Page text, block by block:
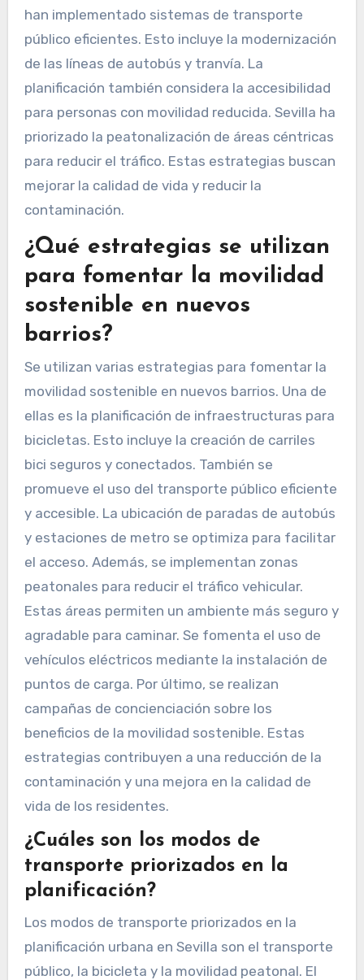
han implementado sistemas de transporte
público eficientes. Esto incluye la modernización
de las líneas de autobús y tranvía. La
planificación también considera la accesibilidad
para personas con movilidad reducida. Sevilla ha
priorizado la peatonalización de áreas céntricas
para reducir el tráfico. Estas estrategias buscan
mejorar la calidad de vida y reducir la
contaminación.
¿Qué estrategias se utilizan
para fomentar la movilidad
sostenible en nuevos
barrios?
Se utilizan varias estrategias para fomentar la
movilidad sostenible en nuevos barrios. Una de
ellas es la planificación de infraestructuras para
bicicletas. Esto incluye la creación de carriles
bici seguros y conectados. También se
promueve el uso del transporte público eficiente
y accesible. La ubicación de paradas de autobús
y estaciones de metro se optimiza para facilitar
el acceso. Además, se implementan zonas
peatonales para reducir el tráfico vehicular.
Estas áreas permiten un ambiente más seguro y
agradable para caminar. Se fomenta el uso de
vehículos eléctricos mediante la instalación de
puntos de carga. Por último, se realizan
campañas de concienciación sobre los
beneficios de la movilidad sostenible. Estas
estrategias contribuyen a una reducción de la
contaminación y una mejora en la calidad de
vida de los residentes.
¿Cuáles son los modos de
transporte priorizados en la
planificación?
Los modos de transporte priorizados en la
planificación urbana en Sevilla son el transporte
público, la bicicleta y la movilidad peatonal. El